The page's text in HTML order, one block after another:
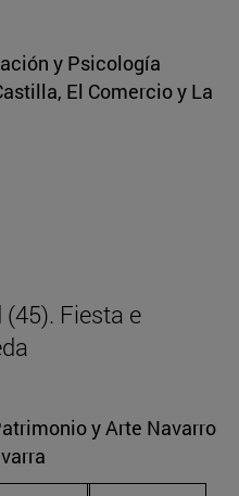
y Psicología
El Comercio y La
Fiesta e
y Arte Navarro